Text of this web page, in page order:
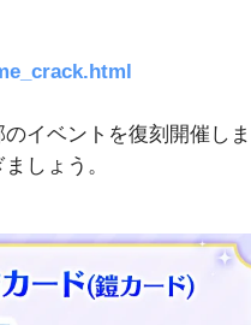
のイベントを復刻開催しま
しょう。